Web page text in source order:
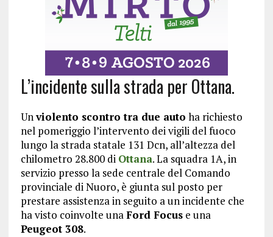
L’incidente sulla strada per Ottana.
Unviolento scontro tra due auto ha richiesto
nel pomeriggio l’intervento dei vigili del fuoco
lungo la strada statale 131 Dcn, all’altezza del
chilometro 28.800 di Ottana. La squadra 1A, in
servizio presso la sede centrale del Comando
provinciale di Nuoro, è giunta sul posto per
prestare assistenza in seguito a un incidente che
ha visto coinvolte unaFord Focuse una
Peugeot 308.